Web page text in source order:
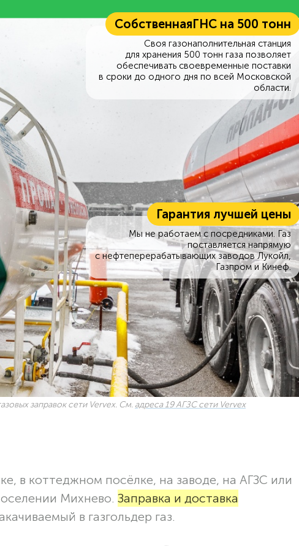
СобственнаяГНС на 500 тонн
Своя газонаполнительная станция
для хранения 500 тонн газа позволяет
обеспечивать своевременные поставки
в сроки до одного дня по всей Московской
области.
Гарантия лучшей цены
Мы не работаем с посредниками. Газ
поставляется напрямую
с нефтеперерабатывающих заводов Лукойл,
Газпром и Кинеф.
заправок сети Vervex. См. адреса 19 АГЗС сети Vervex
в коттеджном посёлке, на заводе, на АГЗС или
Михнево. Заправка и доставка
в газгольдер газ.